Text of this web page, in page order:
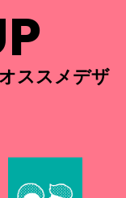
ススメデザ